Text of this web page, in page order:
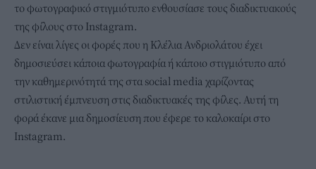
το φωτογραφικό στιγμιότυπο ενθουσίασε τους διαδικτυακούς
της φίλους στο Instagram.
Δεν είναι λίγες οι φορές που η Κλέλια Ανδριολάτου έχει
δημοσιεύσει κάποια φωτογραφία ή κάποιο στιγμιότυπο από
την καθημερινότητά της στα social media χαρίζοντας
στιλιστική έμπνευση στις διαδικτυακές της φίλες. Αυτή τη
φορά έκανε μια δημοσίευση που έφερε το καλοκαίρι στο
Instagram.